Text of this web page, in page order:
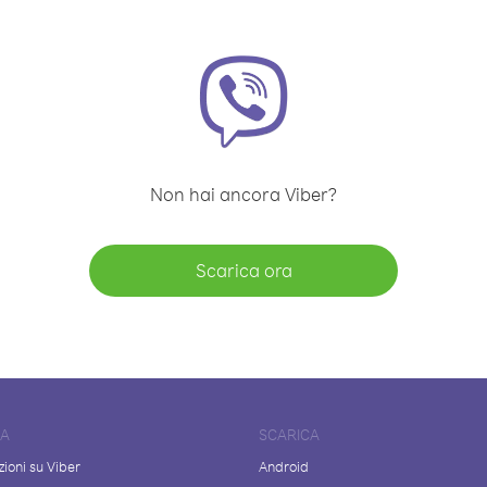
Non hai ancora Viber?
Scarica ora
su Viber
SCARICA
Android